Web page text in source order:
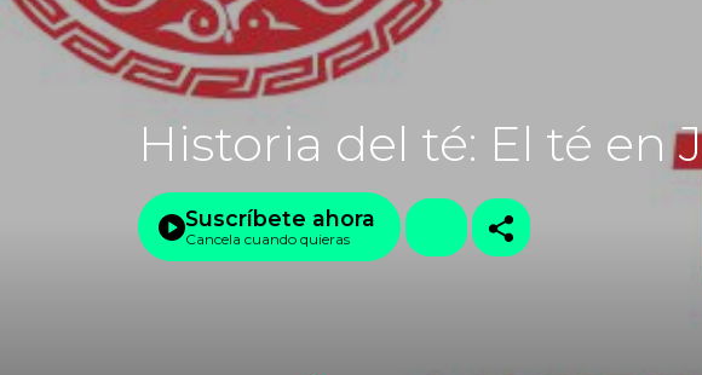
Historia del té: El té en
Suscríbete ahora
Cancela cuando quieras